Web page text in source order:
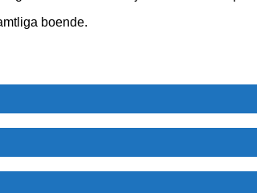
boende.